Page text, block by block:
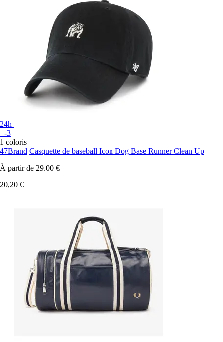
24h
+-3
1 coloris
47Brand Casquette de baseball Icon Dog Base Runner Clean Up
À partir de 29,00 €
20,20 €